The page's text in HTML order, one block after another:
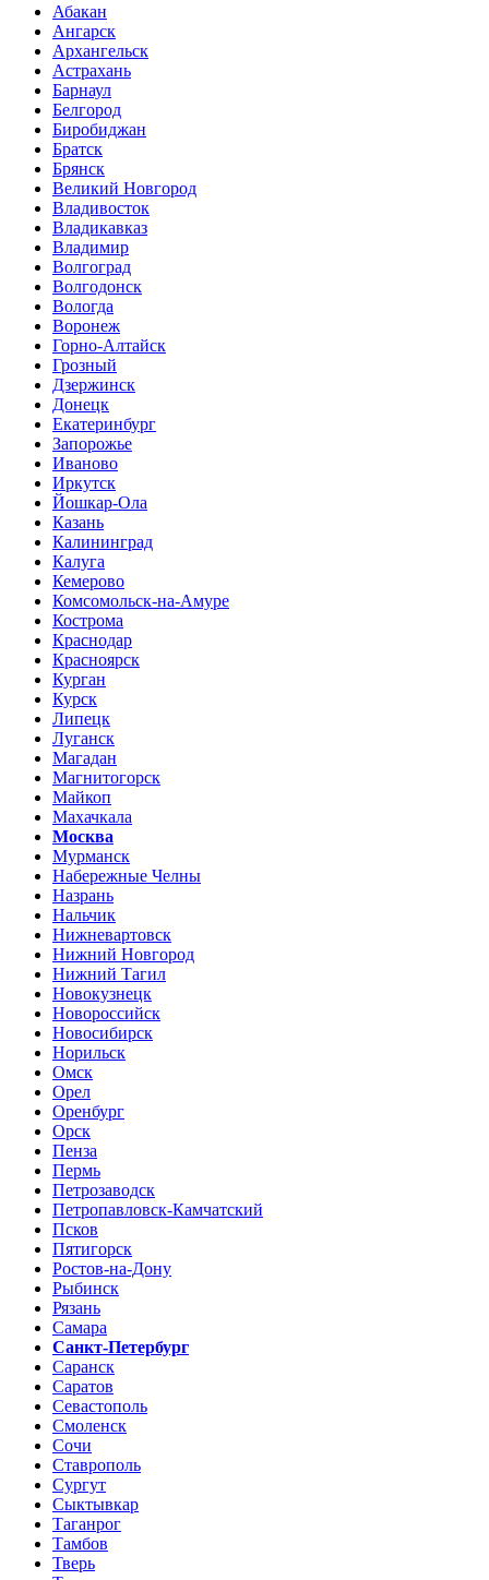
Абакан
Ангарск
Архангельск
Астрахань
Барнаул
Белгород
Биробиджан
Братск
Брянск
Великий Новгород
Владивосток
Владикавказ
Владимир
Волгоград
Волгодонск
Вологда
Воронеж
Горно-Алтайск
Грозный
Дзержинск
Донецк
Екатеринбург
Запорожье
Иваново
Иркутск
Йошкар-Ола
Казань
Калининград
Калуга
Кемерово
Комсомольск-на-Амуре
Кострома
Краснодар
Красноярск
Курган
Курск
Липецк
Луганск
Магадан
Магнитогорск
Майкоп
Махачкала
Москва
Мурманск
Набережные Челны
Назрань
Нальчик
Нижневартовск
Нижний Новгород
Нижний Тагил
Новокузнецк
Новороссийск
Новосибирск
Норильск
Омск
Орел
Оренбург
Орск
Пенза
Пермь
Петрозаводск
Петропавловск-Камчатский
Псков
Пятигорск
Ростов-на-Дону
Рыбинск
Рязань
Самара
Санкт-Петербург
Саранск
Саратов
Севастополь
Смоленск
Сочи
Ставрополь
Сургут
Сыктывкар
Таганрог
Тамбов
Тверь